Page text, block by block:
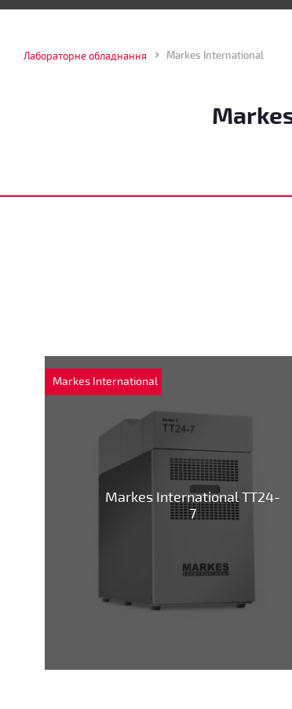
Лабораторне обладнання Markes International
Markes International
Markes International TT24-
7